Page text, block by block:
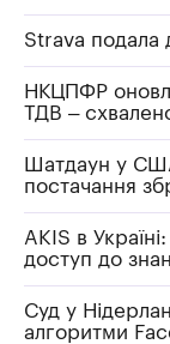
Strava подала
НКЦПФР
ТДВ –
Шатдаун у
постачання
AKIS в
доступ до
Суд у
алгоритми